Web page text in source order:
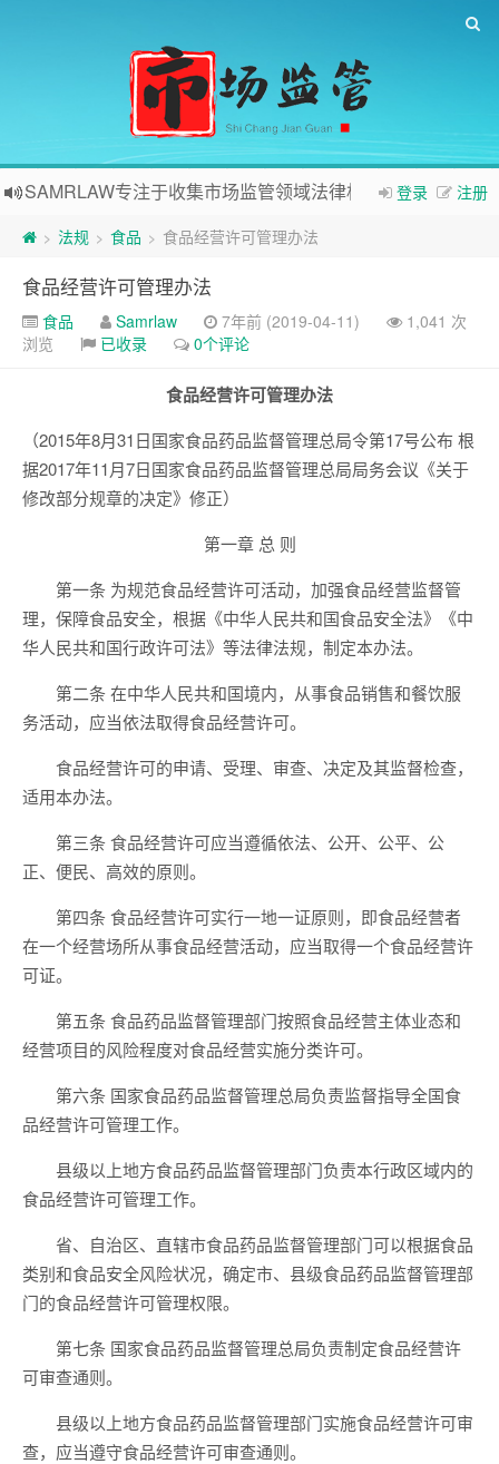
登录 注册
SAMRLAW专注于收集市场监管领域法律相关内容
> 法规 > 食品 > 食品经营许可管理办法
食品经营许可管理办法
食品 Samrlaw 7年前 (2019-04-11)
1,041 次
浏览
已收录 0个评论
食品经营许可管理办法
（2015年8月31日国家食品药品监督管理总局令第17号公布 根
据2017年11月7日国家食品药品监督管理总局局务会议《关于
修改部分规章的决定》修正）
第一章 总 则
第一条 为规范食品经营许可活动，加强食品经营监督管
理，保障食品安全，根据《中华人民共和国食品安全法》《中
华人民共和国行政许可法》等法律法规，制定本办法。
第二条 在中华人民共和国境内，从事食品销售和餐饮服
务活动，应当依法取得食品经营许可。
食品经营许可的申请、受理、审查、决定及其监督检查，
适用本办法。
第三条 食品经营许可应当遵循依法、公开、公平、公
正、便民、高效的原则。
第四条 食品经营许可实行一地一证原则，即食品经营者
在一个经营场所从事食品经营活动，应当取得一个食品经营许
可证。
第五条 食品药品监督管理部门按照食品经营主体业态和
经营项目的风险程度对食品经营实施分类许可。
第六条 国家食品药品监督管理总局负责监督指导全国食
品经营许可管理工作。
县级以上地方食品药品监督管理部门负责本行政区域内的
食品经营许可管理工作。
省、自治区、直辖市食品药品监督管理部门可以根据食品
类别和食品安全风险状况，确定市、县级食品药品监督管理部
门的食品经营许可管理权限。
第七条 国家食品药品监督管理总局负责制定食品经营许
可审查通则。
县级以上地方食品药品监督管理部门实施食品经营许可审
查，应当遵守食品经营许可审查通则。